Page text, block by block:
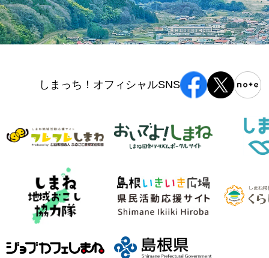
しまっち！オフィシャルSNS